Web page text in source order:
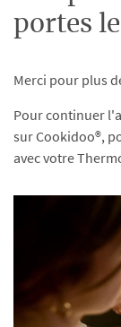
portes
Merci pour plus
Pour continuer
sur Cookidoo®,
avec votre